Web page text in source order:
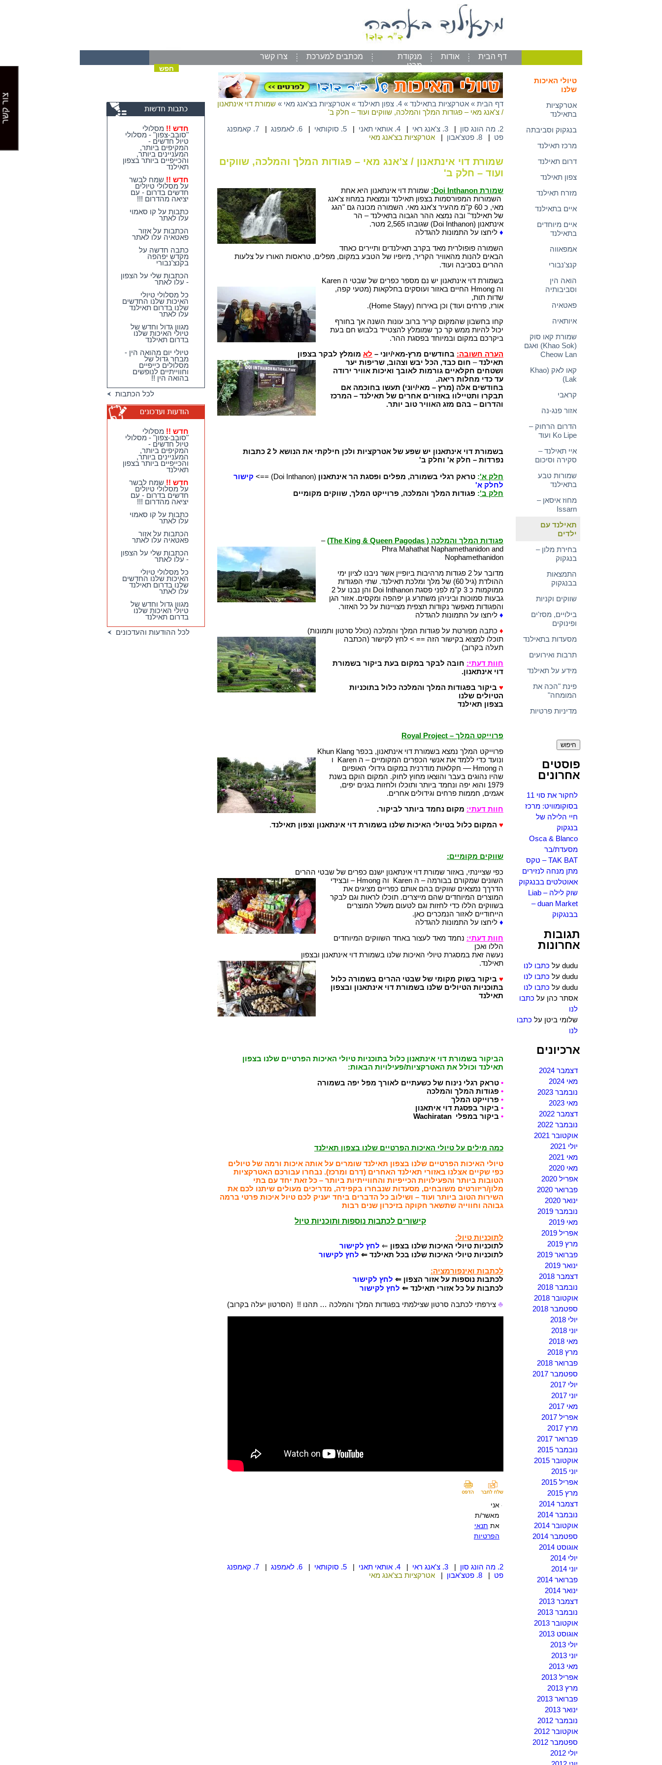
דף הבית אודות
מנקודת
מבט
מכתבים למערכת צרו קשר
טיולי האיכות
שלנו
אטרקציות
בתאילנד
בנגקוק וסביבתה
מרכז תאילנד
דרום תאילנד
צפון תאילנד
מזרח תאילנד
איים בתאילנד
איים מיוחדים
בתאילנד
אמפאווה
קנצ'נבורי
הואה הין
וסביבותיה
פאטאיה
איותאיה
שמורת קאו סוק
(Khao Sok) ואגם
Cheow Lan
קאו לאק (Khao
Lak)
קראבי
אזור פנג-נה
הדרום הרחוק –
Ko Lipe ועוד
איי תאילנד –
סקירה וסיכום
שמורות טבע
בתאילנד
מחוז איסאן –
Issarn
תאילנד עם
ילדים
בחירת מלון –
בנגקוק
התמצאות
בבנגקוק
שווקים וקניות
בילויים, מסז'ים
ופינוקים
מסעדות בתאילנד
תרבות ואירועים
מידע על תאילנד
פינת "הכה את
המומחה"
מדיניות פרטיות
פוסטים
אחרונים
לחקור את סוי 11
בסוקומוויט: מרכז
חיי הלילה של
בנגקוק
Osca & Blanco
מסעדת/בר
TAK BAT – טקס
מתן מנחה לנזירים
אאוטלטים בבנגקוק
שוק לילה – Liab
duan Market –
בבנגקוק
תגובות
אחרונות
dudu על כתבו לנו
dudu על כתבו לנו
dudu על כתבו לנו
אסתר כהן על כתבו
לנו
שלומי ביטן על כתבו
לנו
ארכיונים
דצמבר 2024
מאי 2024
נובמבר 2023
מאי 2023
דצמבר 2022
נובמבר 2022
אוקטובר 2021
יולי 2021
מאי 2021
מאי 2020
אפריל 2020
פברואר 2020
ינואר 2020
נובמבר 2019
מאי 2019
אפריל 2019
מרץ 2019
פברואר 2019
ינואר 2019
דצמבר 2018
נובמבר 2018
אוקטובר 2018
ספטמבר 2018
יולי 2018
יוני 2018
מאי 2018
מרץ 2018
פברואר 2018
ספטמבר 2017
יולי 2017
יוני 2017
מאי 2017
אפריל 2017
מרץ 2017
פברואר 2017
נובמבר 2015
אוקטובר 2015
יוני 2015
אפריל 2015
מרץ 2015
דצמבר 2014
נובמבר 2014
אוקטובר 2014
ספטמבר 2014
אוגוסט 2014
יולי 2014
יוני 2014
פברואר 2014
ינואר 2014
דצמבר 2013
נובמבר 2013
אוקטובר 2013
אוגוסט 2013
יולי 2013
יוני 2013
מאי 2013
אפריל 2013
מרץ 2013
פברואר 2013
ינואר 2013
נובמבר 2012
אוקטובר 2012
ספטמבר 2012
יולי 2012
דף הבית » אטרקציות בתאילנד » 4. צפון תאילנד » אטרקציות בצ'אנג מאי » שמורת דוי אינתאנון
/ צ'אנג מאי – פגודות המלך והמלכה, שווקים ועוד – חלק ב'
2. מה הונג סון
| 3. צ'אנג ראי | 4. אותאי תאני | 5. סוקותאי | 6. לאמפנג |
7. קאמפנג
פט | 8. פטצ'אבון | אטרקציות בצ'אנג מאי
שמורת דוי אינתאנון / צ'אנג מאי – פגודות המלך והמלכה, שווקים
ועוד – חלק ב'
שמורת Doi Inthanon: שמורת דוי אינתאנון היא אחת
השמורות המפורסמות בצפון תאילנד ונמצאת במחוז צ'אנג
מאי, כ 60 ק"מ מהעיר צ'אנג מאי. השמורה מכונה גם "הגג
של תאילנד" ובה נמצא ההר הגבוה בתאילנד – הר
אינתאנון (Doi Inthanon) שגובהו 2,565 מטר.
♦ ליחצו על התמונות להגדלה
השמורה פופולרית מאד בקרב תאילנדים ותיירים כאחד
הבאים להנות מהאוויר הקריר, מיופיו של הטבע במקום, מפלים, טראסות האורז על צלעות
ההרים בסביבה ועוד.
בשמורת דוי אינתאנון יש נם מספר כפרים של שבטי ה Karen
וה Hmong החיים באזור ועוסקים בחלקאות (מטעי קפה,
שדות תות,
אורז, פרחים ועוד) וכן באירוח (Home Stayy).
קחו בחשבון שהמקום קריר ברוב עונות השנה אך בחורף
יכול להיות ממש קר כך שמומלץ להצטייד בלבוש חם בעת
ביקרכם במקום ובמיוחד בפסגת ההר.
הערה חשובה: בחודשים מרץ-מאי/יוני – לא מומלץ לבקר בצפון
תאילנד– חום כבד, הכל יבש וצהוב, שריפות יער
ושטחים חקלאיים גורמות לאובך ואיכות אוויר ירודה
עד כדי מחלות ריאה.
בחודשים אלה (מרץ – מאי/יוני) תעשו בחוכמה אם
תבקרו ותטיילוו באזורים אחרים של תאילנד – המרכז
והדרום – בהם מזג האוויר טוב יותר.
בשמורת דוי אינתאנון יש שפע של אטרקציות ולכן חילקתי את הנושא ל 2 כתבות
נפרדות – חלק א' וחלק ב'
חלק א': טראק רגלי בשמורה, מפלים ופסגת הר אינתאנון (Doi Inthanon) ==>
קישור
לחלק א'
חלק ב': פגודות המלך והמלכה, פרוייקט המלך, שווקים מקומיים
פגודות המלך והמלכה ( The King & Queen Pagodas)
–
Phra Mahathat Naphamethanidon and
Nophamethanidon
מדובר על 2 פגודות מרהיבות ביופיין אשר ניבנו לציון ימי
ההולדת (גיל 60) של מלך ומלכת תאילנד. שתי הפגודות
ממוקמות כ 3 ק"מ לפני פסגת Doi Inthanon והן נבנו על 2
גבעות סמוכות וביניהן משתרע גן יפהפה ומקסים. אזור הגן
והפגודות מאפשר נקודות תצפית מצויינות על כל האזור.
♦ ליחצו על התמונות להגדלה
♦ כתבה מפורטת על פגודות המלך והמלכה (כולל סרטון ותמונות)
תוכלו למצוא בקישור הזה == > לחץ לקישור (הכתבה
תעלה בקרוב)
חוות דעתי: חובה לבקר במקום בעת ביקור בשמורת
דוי אינתאנון.
♥ ביקור בפגודות המלך והמלכה כלול בתוכניות
הטיולים שלנו
בצפון תאילנד
פרוייקט המלך – Royal Project
פרוייקט המלך נמצא בשמורת דוי אינתאנון, בכפר Khun Klang
ונועד כדי ללמד את אנשי הכפרים המקומיים – ה Karen ו
ה Hmong –– חקלאות מודרנית במקום גידולי האופיום
שהיו נהוגים בעבר והוצאו מחוץ לחוק. המקום הוקם בשנת
1979 והוא יפה ונחמד ביותר ותוכלו ולחזות בגנים יפים,
אגמים, חממות פרחים וגידולים אחרים.
חוות דעתי: מקום נחמד ביותר לביקור.
♥ המקום כלול בטיולי האיכות שלנו בשמורת דוי אינתאנון וצפון תאילנד.
שווקים מקומיים:
כפי שציינתי, באזור שמורת דוי אינתאנון ישנם כפרים של שבטי ההרים
השונים שמקורם בבורמה – ה Karen וה Hmong – ובצידי
הדרךך נמצאים שווקים בהם אותם כפריים מציגים את
המוצרים המיוחדים שהם מייצרים. תוכלו לראות וגם לבקר
בשווקים הללו כדי לחזות וגם לטעום משלל המוצרים
הייחודיים לאזור הנמכרים כאן.
♦ ליחצו על התמונות להגדלה
חוות דעתי: נחמד מאד לעצור באחד השווקים המיוחדים
הללו ואכן
נעשה זאת במסגרת טיולי האיכות שלנו בשמורת דוי אינתאנון ובצפון
תאילנד.
♥ ביקור בשוק מקומי של שבטי ההרים בשמורה כלול
בתוכניות הטיולים שלנו בשמורת דוי אינתאנון ובצפון
תאילנד
הביקור בשמורת דוי אינתאנון כלול בתוכניות טיולי האיכות הפרטיים שלנו בצפון
תאילנד וכולל את האטרקציות/פעילויות הבאות:
• טראק רגלי נינוח של כשעתיים לאורך מפל יפה בשמורה
• פגודות המלך והמלכה
• פרוייקט המלך
• ביקור בפסגת דוי איתאנון
• ביקור במפלי Wachiratan
כמה מילים על טיולי האיכות הפרטיים שלנו בצפון תאילנד
טיולי האיכות הפרטיים שלנו בצפון תאילנד שומרים על אותה איכות ורמה של טיולים
כפי שקיים אצלנו באזורי תאילנד האחרים (דרם ומרכז). נבחרו עבורכם האטרקציות
הטובות ביותר והפעילויות הכייפיות והחווייתיות ביותר – כל זאת יחד עם בתי
מלון/ריזורטים משובחים, מסעדות שנבחרו בקפידה, מדריכים מעולים שיתנו לכם את
השירות הטוב ביותר ועוד – ושילוב כל הדברים ביחד יעניק לכם טיול איכות פרטי ברמה
גבוהה וחווייה שתשאר חקוקה בזיכרון שנים רבות
קישורים לכתבות נוספות ותוכניות טיול
לתוכניות טיול:
לתוכניות טיולי האיכות שלנו בצפון ⇐ לחץ לקישור
לתוכניות טיולי האיכות שלנו בכל תאילנד ⇐ לחץ לקישור
לכתבות ואינפורמציה:
לכתבות נוספות על אזור הצפון ⇐ לחץ לקישור
לכתבות על כל אזורי תאילנד ⇐ לחץ לקישור
♣ צירפתי לכתבה סרטון שצילמתי בפגודות המלך והמלכה … תהנו !! (הסרטון יעלה בקרוב)
אני
מאשר/ת
את תנאי
הפרטיות
2. מה הונג סון | 3. צ'אנג ראי | 4. אותאי תאני | 5. סוקותאי | 6. לאמפנג |
7. קאמפנג
פט | 8. פטצ'אבון | אטרקציות בצ'אנג מאי
חדש !! מסלולי
"סובב-צפון" - מסלולי
טיול חדשים -
המקיפים ביותר,
המעניינים ביותר,
והכייפיים ביותר בצפון
תאילנד
חדש !! שמח לבשר
על מסלולי טיולים
חדשים בדרום - עם
יציאה מהדרום !!!
כתבות על קו סאמוי
עלו לאתר
הכתבות על אזור
פאטאיה עלו לאתר
כתבה חדשה על
מקדש יפהפה
בקנצ'נבורי
הכתבות שלי על הצפון
- עלו לאתר
כל מסלולי טיולי
האיכות שלנו החדשים
שלנו בדרום תאילנד
עלו לאתר
מגוון גדול וחדש של
טיולי האיכות שלנו
בדרום תאילנד
טיולי יום מהואה הין -
מבחר גדול של
מסלולים כייפיים
וחווייתיים לנופשים
בהואה הין !!
לכל הכתבות
חדש !! מסלולי
"סובב-צפון" - מסלולי
טיול חדשים -
המקיפים ביותר,
המעניינים ביותר,
והכייפיים ביותר בצפון
תאילנד
חדש !! שמח לבשר
על מסלולי טיולים
חדשים בדרום - עם
יציאה מהדרום !!!
כתבות על קו סאמוי
עלו לאתר
הכתבות על אזור
פאטאיה עלו לאתר
הכתבות שלי על הצפון
- עלו לאתר
כל מסלולי טיולי
האיכות שלנו החדשים
שלנו בדרום תאילנד
עלו לאתר
מגוון גדול וחדש של
טיולי האיכות שלנו
בדרום תאילנד
לכל ההודעות והעדכונים
צור קשר